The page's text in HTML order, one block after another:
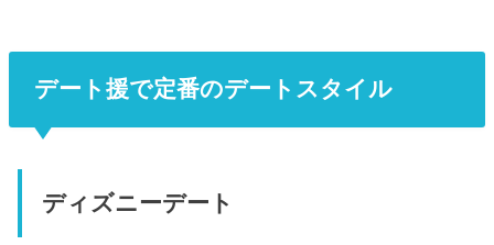
デート援で定番のデートスタイル
ディズニーデート